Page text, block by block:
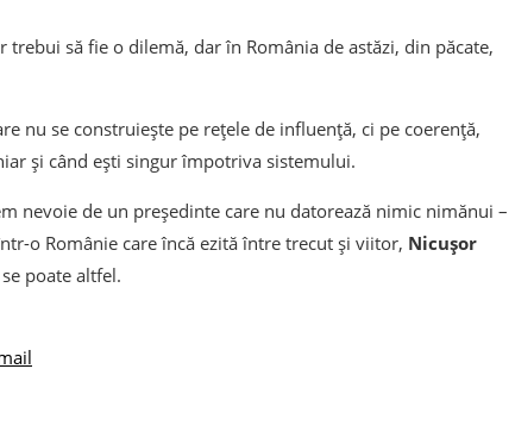
să fie o dilemă, dar în România de astăzi, din păcate,
nu se construiește pe rețele de influență, ci pe coerență,
și când ești singur împotriva sistemului.
nevoie de un președinte care nu datorează nimic nimănui –
o Românie care încă ezită între trecut și viitor, Nicușor
poate altfel.